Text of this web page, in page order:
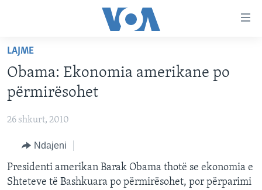
faqen
kryesore
Kalo
tek
faqja
kërkimi
FAQJA KRYESORE
BALLKANI
EVROPA
BOTA
DITARI
FOLLOW US
LAJME
Obama: Ekonomia amerikane po
përmirësohet
26 shkurt, 2010
Ndajeni
Presidenti amerikan Barak Obama thotë se ekonomia e
Shteteve të Bashkuara po përmirësohet, por përparimi